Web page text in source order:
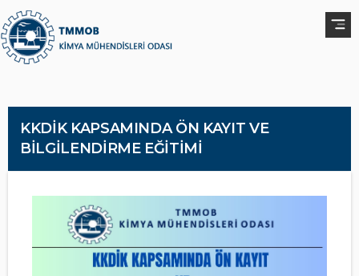
KKDİK KAPSAMINDA ÖN KAYIT VE
BİLGİLENDİRME EĞİTİMİ